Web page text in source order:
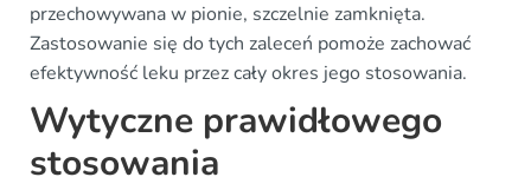
przechowywana w pionie, szczelnie zamknięta.
Zastosowanie się do tych zaleceń pomoże zachować
efektywność leku przez cały okres jego stosowania.
Wytyczne prawidłowego
stosowania